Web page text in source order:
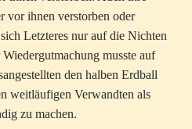
vor ihnen verstorben oder
Letzteres nur auf die Nichten
musste auf
den halben Erdball
weitläufigen Verwandten als
zu machen.